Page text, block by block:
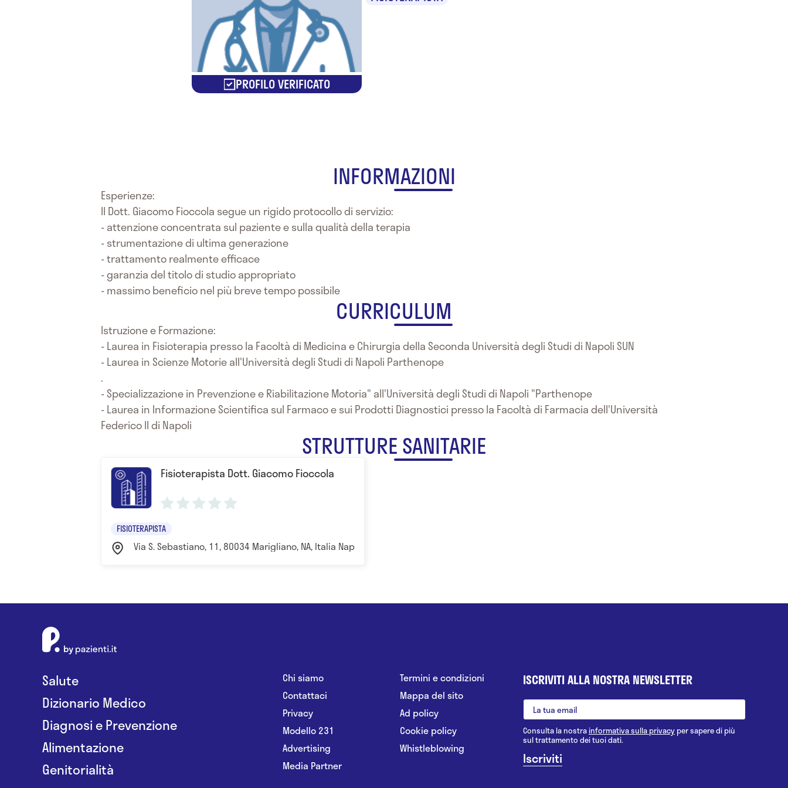
PROFILO VERIFICATO
INFORMAZIONI
Esperienze:
Il Dott. Giacomo Fioccola segue un rigido protocollo di servizio:
- attenzione concentrata sul paziente e sulla qualità della terapia
- strumentazione di ultima generazione
- trattamento realmente efficace
- garanzia del titolo di studio appropriato
- massimo beneficio nel più breve tempo possibile
CURRICULUM
Istruzione e Formazione:
- Laurea in Fisioterapia presso la Facoltà di Medicina e Chirurgia della Seconda Università degli Studi di Napoli SUN
- Laurea in Scienze Motorie all'Università degli Studi di Napoli Parthenope
.
- Specializzazione in Prevenzione e Riabilitazione Motoria" all'Università degli Studi di Napoli "Parthenope
- Laurea in Informazione Scientifica sul Farmaco e sui Prodotti Diagnostici presso la Facoltà di Farmacia dell'Università
Federico II di Napoli
STRUTTURE SANITARIE
Fisioterapista Dott. Giacomo Fioccola
FISIOTERAPISTA
Via S. Sebastiano, 11, 80034 Marigliano, NA, Italia Napoli
Salute
Dizionario Medico
Diagnosi e Prevenzione
Alimentazione
Genitorialità
Chi siamo
Contattaci
Privacy
Modello 231
Advertising
Media Partner
Termini e condizioni
Mappa del sito
Ad policy
Cookie policy
Whistleblowing
ISCRIVITI ALLA NOSTRA NEWSLETTER
Consulta la nostrainformativa sulla privacy per sapere di più
sul trattamento dei tuoi dati.